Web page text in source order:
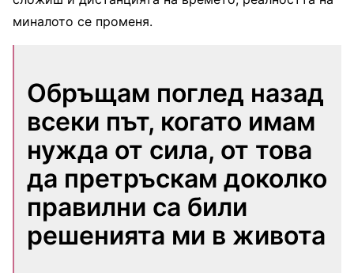
миналото се променя.
Обръщам поглед назад
всеки път, когато имам
нужда от сила, от това
да претръскам доколко
правилни са били
решенията ми в живота